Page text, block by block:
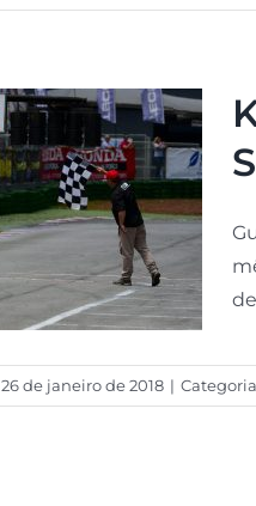
26 de janeiro de 2018 |